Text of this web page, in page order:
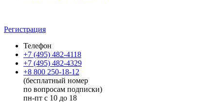
Регистрация
Телефон
+7 (495) 482-4118
+7 (495) 482-4329
+8 800 250-18-12
(бесплатный номер
по вопросам подписки)
пн-пт с 10 до 18